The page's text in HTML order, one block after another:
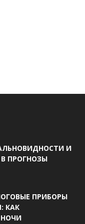
И
ПРОГНОЗЫ
ПРИБОРЫ
КАК